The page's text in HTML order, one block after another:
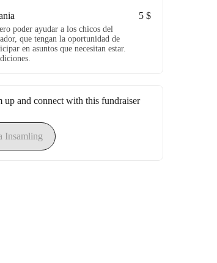
5 $
poder ayudar a los chicos del
que tengan la oportunidad de
en asuntos que necesitan estar.
up and connect with this fundraiser
Insamling